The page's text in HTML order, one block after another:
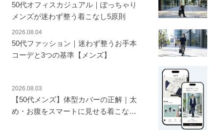
50代オフィスカジュアル｜ぽっちゃり
メンズが迷わず整う着こなし5原則
2026.08.04
50代ファッション｜迷わず整うお手本
コーデと3つの基準【メンズ】
2026.08.03
【50代メンズ】体型カバーの正解｜太
め・お腹をスマートに見せる着こなし